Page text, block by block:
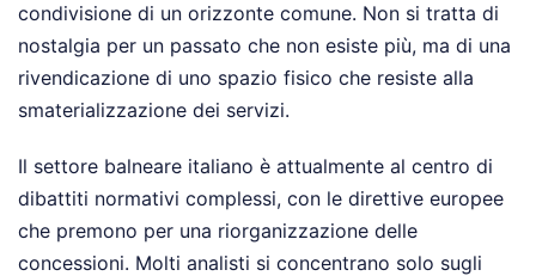
condivisione di un orizzonte comune. Non si tratta di
nostalgia per un passato che non esiste più, ma di una
rivendicazione di uno spazio fisico che resiste alla
smaterializzazione dei servizi.
Il settore balneare italiano è attualmente al centro di
dibattiti normativi complessi, con le direttive europee
che premono per una riorganizzazione delle
concessioni. Molti analisti si concentrano solo sugli